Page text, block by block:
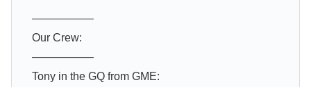
—————–
Our Crew:
—————–
Tony in the GQ from GME: